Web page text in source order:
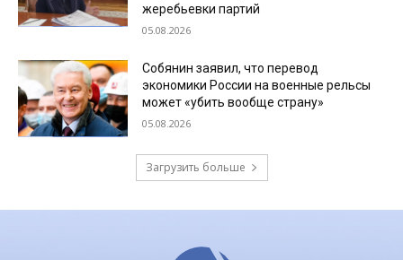
жеребьевки партий
05.08.2026
Собянин заявил, что перевод
экономики России на военные рельсы
может «убить вообще страну»
05.08.2026
Загрузить больше